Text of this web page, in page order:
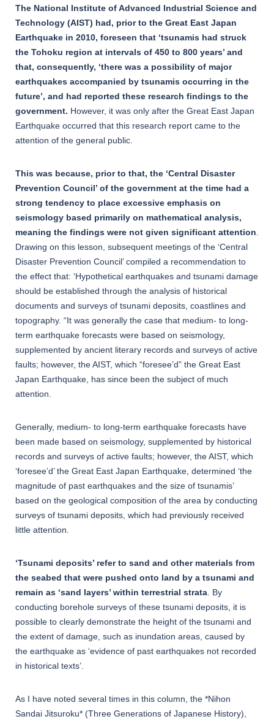
The National Institute of Advanced Industrial Science and
Technology (AIST) had, prior to the Great East Japan
Earthquake in 2010, foreseen that ‘tsunamis had struck
the Tohoku region at intervals of 450 to 800 years’ and
that, consequently, ‘there was a possibility of major
earthquakes accompanied by tsunamis occurring in the
future’, and had reported these research findings to the
government. However, it was only after the Great East Japan
Earthquake occurred that this research report came to the
attention of the general public.
This was because, prior to that, the ‘Central Disaster
Prevention Council’ of the government at the time had a
strong tendency to place excessive emphasis on
seismology based primarily on mathematical analysis,
meaning the findings were not given significant attention
Drawing on this lesson, subsequent meetings of the ‘Central
Disaster Prevention Council’ compiled a recommendation to
the effect that: ‘Hypothetical earthquakes and tsunami damage
should be established through the analysis of historical
documents and surveys of tsunami deposits, coastlines and
topography. “It was generally the case that medium- to long-
term earthquake forecasts were based on seismology,
supplemented by ancient literary records and surveys of active
faults; however, the AIST, which “foresee’d” the Great East
Japan Earthquake, has since been the subject of much
attention.
Generally, medium- to long-term earthquake forecasts have
been made based on seismology, supplemented by historical
records and surveys of active faults; however, the AIST, which
‘foresee’d’ the Great East Japan Earthquake, determined ‘the
magnitude of past earthquakes and the size of tsunamis’
based on the geological composition of the area by conducting
surveys of tsunami deposits, which had previously received
little attention.
‘Tsunami deposits’ refer to sand and other materials from
the seabed that were pushed onto land by a tsunami and
remain as ‘sand layers’ within terrestrial strata . By
conducting borehole surveys of these tsunami deposits, it is
possible to clearly demonstrate the height of the tsunami and
the extent of damage, such as inundation areas, caused by
the earthquake as ‘evidence of past earthquakes not recorded
in historical texts’.
As I have noted several times in this column, the *Nihon
Sandai Jitsuroku* (Three Generations of Japanese History),